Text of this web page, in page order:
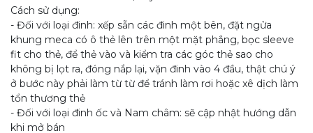
Cách sử dụng:
- Đối với loại đinh: xếp sẵn các đinh một bên, đặt ngửa
khung meca có ô thẻ lên trên một mặt phẳng, bọc sleeve
fit cho thẻ, để thẻ vào và kiểm tra các góc thẻ sao cho
không bị lọt ra, đóng nắp lại, vặn đinh vào 4 đầu, thật chú ý
ở bước này phải làm từ từ để tránh làm rơi hoặc xê dịch làm
tổn thương thẻ
- Đối với loại đinh ốc và Nam châm: sẽ cập nhật hướng dẫn
khi mở bán